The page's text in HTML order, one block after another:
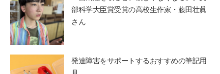
部科学大臣賞受賞の高校生作家・藤田壮眞
さん
発達障害をサポートするおすすめの筆記用